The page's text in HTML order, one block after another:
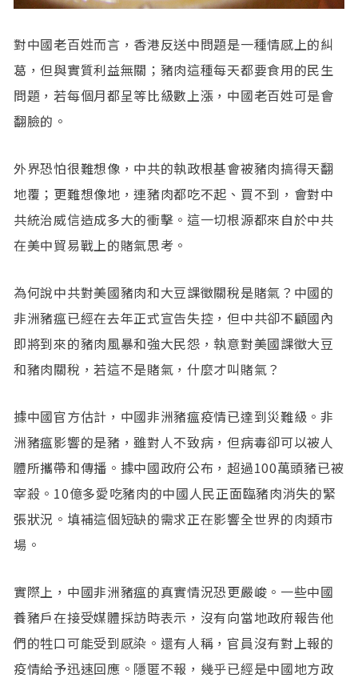
對中國老百姓而言，香港反送中問題是一種情感上的糾
葛，但與實質利益無關；豬肉這種每天都要食用的民生
問題，若每個月都呈等比級數上漲，中國老百姓可是會
翻臉的。
外界恐怕很難想像，中共的執政根基會被豬肉搞得天翻
地覆；更難想像地，連豬肉都吃不起、買不到，會對中
共統治威信造成多大的衝擊。這一切根源都來自於中共
在美中貿易戰上的賭氣思考。
為何說中共對美國豬肉和大豆課徵關稅是賭氣？中國的
非洲豬瘟已經在去年正式宣告失控，但中共卻不顧國內
即將到來的豬肉風暴和強大民怨，執意對美國課徵大豆
和豬肉關稅，若這不是賭氣，什麼才叫賭氣？
據中國官方估計，中國非洲豬瘟疫情已達到災難級。非
洲豬瘟影響的是豬，雖對人不致病，但病毒卻可以被人
體所攜帶和傳播。據中國政府公布，超過100萬頭豬已被
宰殺。10億多愛吃豬肉的中國人民正面臨豬肉消失的緊
張狀況。填補這個短缺的需求正在影響全世界的肉類市
場。
實際上，中國非洲豬瘟的真實情況恐更嚴峻。一些中國
養豬戶在接受媒體採訪時表示，沒有向當地政府報告他
們的牲口可能受到感染。還有人稱，官員沒有對上報的
疫情給予迅速回應。隱匿不報，幾乎已經是中國地方政